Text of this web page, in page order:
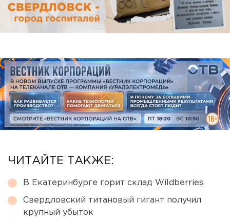
ЧИТАЙТЕ ТАКЖЕ:
В Екатеринбурге горит склад Wildberries
Свердловский титановый гигант получил
крупный убыток